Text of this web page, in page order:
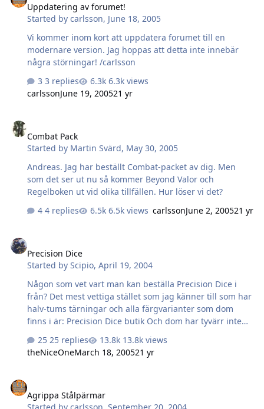
kringliggande text är på ljusblå bakgrund. Det ser inte
så bra ut. - Ofta när jag kollar forumet på helger så har
det varit trassel. Känt? Något som är temporärt? I övrigt
vill jag tacka för…
Uppdatering av forumet!
Started bycarlsson, June 18, 2005
Vi kommer inom kort att uppdatera forumet till en
modernare version. Jag hoppas att detta inte innebär
några störningar! /carlsson
3 replies
6.3k views
carlssonJune 19, 200521 yr
Combat Pack
Started by Martin Svärd, May 30, 2005
Andreas. Jag har beställt Combat-packet av dig. Men
som det ser ut nu så kommer Beyond Valor och
Regelboken ut vid olika tillfällen. Hur löser vi det?
4 replies
6.5k views carlssonJune 2, 200521 yr
Precision Dice
Started byScipio,April 19, 2004
Någon som vet vart man kan beställa Precision Dice i
från? Det mest vettiga stället som jag känner till som har
halv-tums tärningar och alla färgvarianter som dom
finns i är: Precision Dice butik Och dom har tyvärr inte
på rätt länge nu. Finns det några andra allternativ där
dom har lika gott sortiment?
25 replies
13.8k views
theNiceOneMarch 18, 200521 yr
Agrippa Stålpärmar